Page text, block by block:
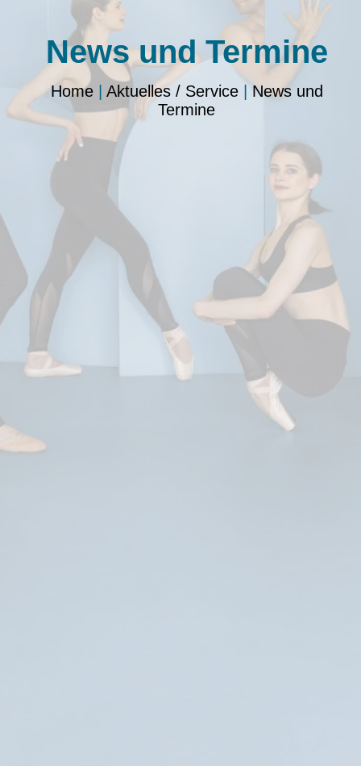
News und Termine
Home| Aktuelles / Service| News und
Termine